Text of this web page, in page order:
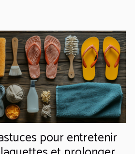
pour entretenir